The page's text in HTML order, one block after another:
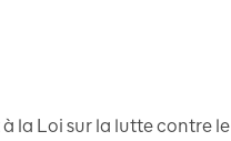
la Loi sur la lutte contre le